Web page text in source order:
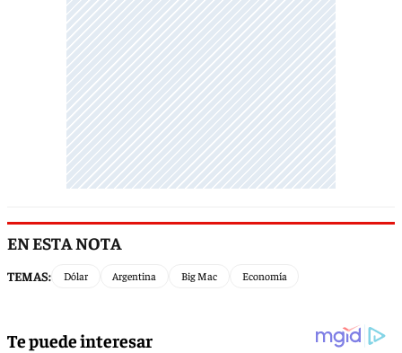
EN ESTA NOTA
TEMAS: Dólar Argentina Big Mac Economía